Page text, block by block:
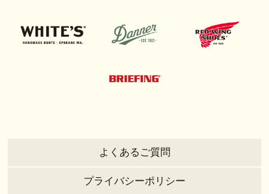
よくあるご質問
プライバシーポリシー